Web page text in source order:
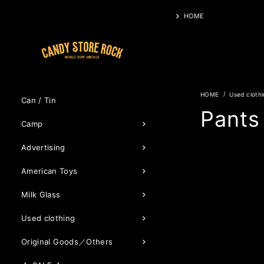
Can / Tin
Camp
Advertising
American Toys
Milk Glass
Used clothing
Original Goods／Others
HOME
Used
Pants